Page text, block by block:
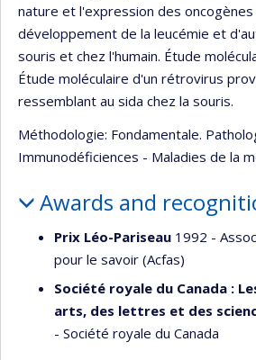
nature et l'expression des
développement de la leucémie et
souris et chez l'humain. Étude
Étude moléculaire d'un rétrovirus
ressemblant au sida chez la souris.
Méthodologie: Fondamentale.
Immunodéficiences - Maladies de la
Awards and
Prix Léo-Pariseau 1992 -
pour le savoir (Acfas)
Société royale du Canada :
arts, des lettres et des
- Société royale du Canada